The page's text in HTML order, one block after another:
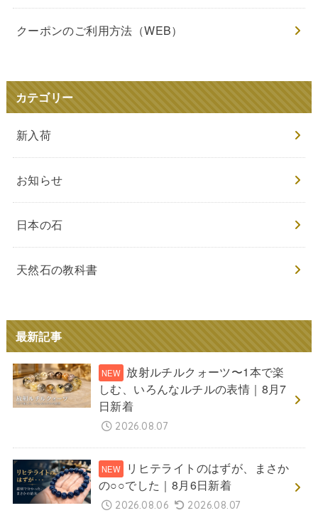
クーポンのご利用方法（WEB）
カテゴリー
新入荷
お知らせ
日本の石
天然石の教科書
最新記事
放射ルチルクォーツ〜1本で楽
しむ、いろんなルチルの表情｜8月7
日新着
2026.08.07
リヒテライトのはずが、まさか
の○○でした｜8月6日新着
2026.08.06 2026.08.07